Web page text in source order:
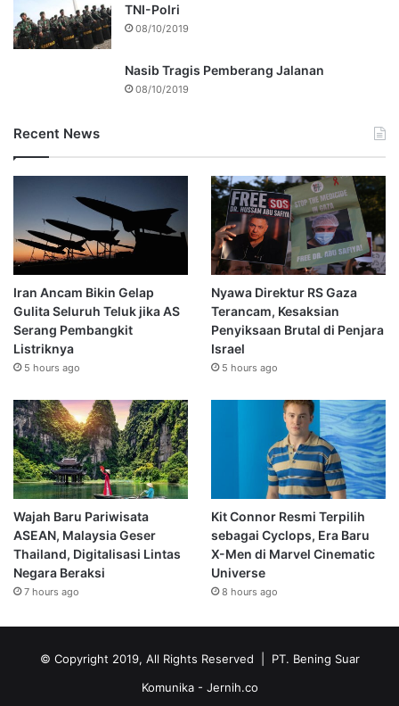
TNI-Polri
08/10/2019
Nasib Tragis Pemberang Jalanan
08/10/2019
Recent News
Iran Ancam Bikin Gelap
Gulita Seluruh Teluk jika AS
Serang Pembangkit
Listriknya
5 hours ago
Nyawa Direktur RS Gaza
Terancam, Kesaksian
Penyiksaan Brutal di Penjara
Israel
5 hours ago
Wajah Baru Pariwisata
ASEAN, Malaysia Geser
Thailand, Digitalisasi Lintas
Negara Beraksi
7 hours ago
Kit Connor Resmi Terpilih
sebagai Cyclops, Era Baru
X-Men di Marvel Cinematic
Universe
8 hours ago
© Copyright 2019, All Rights Reserved | PT. Bening Suar
Komunika - Jernih.co